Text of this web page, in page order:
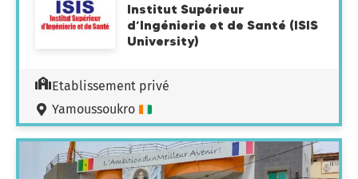
Institut Supérieur
d’Ingénierie et de Santé (ISIS
University)
Etablissement privé
Yamoussoukro